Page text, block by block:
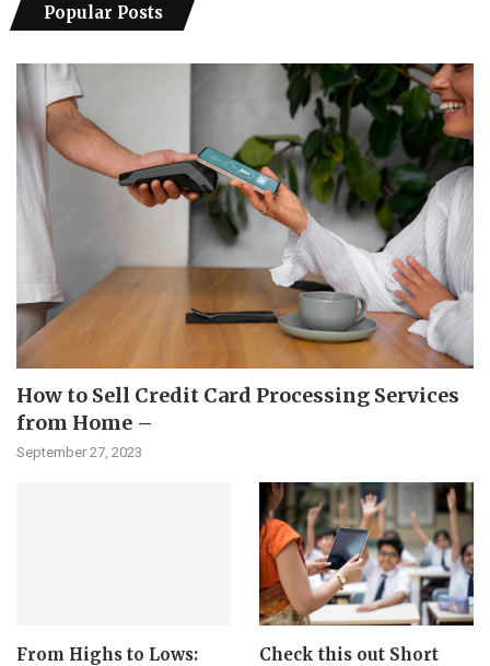
Popular Posts
How to Sell Credit Card Processing Services
from Home –
September 27, 2023
From Highs to Lows:
Check this out Short